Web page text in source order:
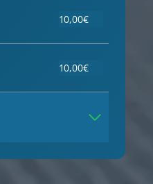
10,00€
10,00€